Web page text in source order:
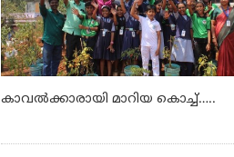
കാവൽക്കാരായി മാറിയ കൊച്ച്…..